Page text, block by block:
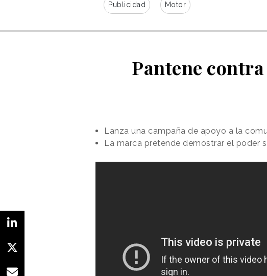
Publicidad Motor
Pantene
Lanza una campaña de apoyo a la
La marca pretende demostrar el poder